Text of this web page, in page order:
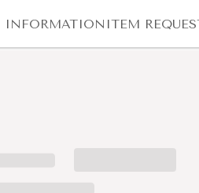
INFORMATION ITEM